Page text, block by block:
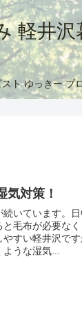
軽井沢
ト ゆっきー ブ
気対策！
いています。
毛布が必要な
すい軽井沢で
うな湿気...